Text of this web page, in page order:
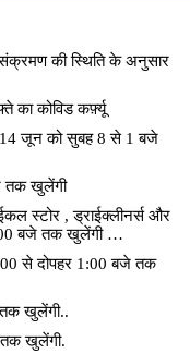
संक्रमण की स्थिति के अनुसार
का कोविड कर्फ़्यू
जून को सुबह 8 से 1 बजे
तक खुलेंगी
स्टोर , ड्राईक्लीनर्स और
बजे तक खुलेंगी …
से दोपहर 1:00 बजे तक
खुलेंगी..
तक खुलेंगी.